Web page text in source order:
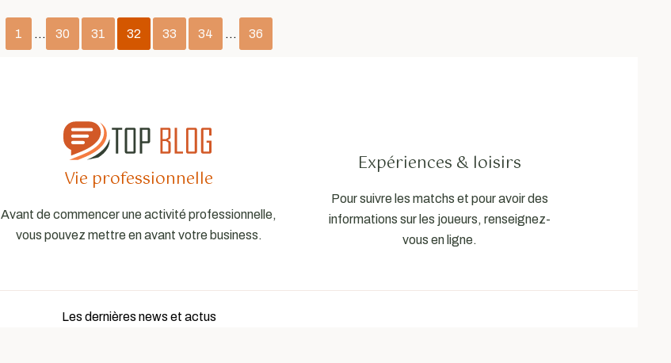
1 … 30 31 32 33 34 … 36
Vie professionnelle
Avant de commencer une activité professionnelle,
vous pouvez mettre en avant votre business.
Expériences & loisirs
Pour suivre les matchs et pour avoir des
informations sur les joueurs, renseignez-
vous en ligne.
Les dernières news et actus